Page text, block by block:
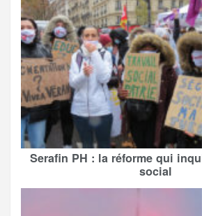
Serafin PH : la réforme qui
social